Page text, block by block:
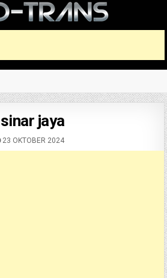
sinar jaya
23 OKTOBER 2024